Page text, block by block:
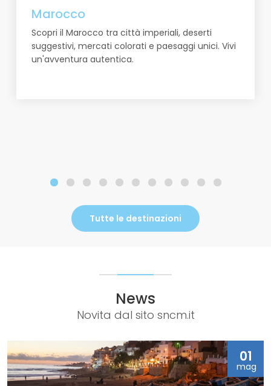
Marocco
Scopri il Marocco tra città imperiali, deserti
suggestivi, mercati colorati e paesaggi unici. Vivi
un'avventura autentica.
Tutte le destinazioni
News
Novita dal sito sncm.it
01
mag